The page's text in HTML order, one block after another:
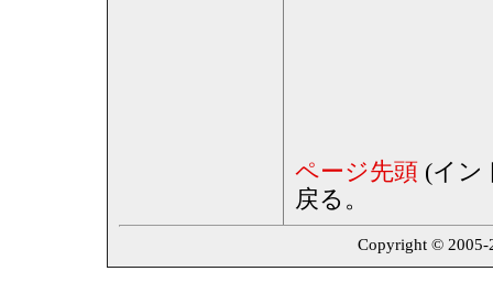
ページ先頭(イン
戻る。
Copyright © 2005-